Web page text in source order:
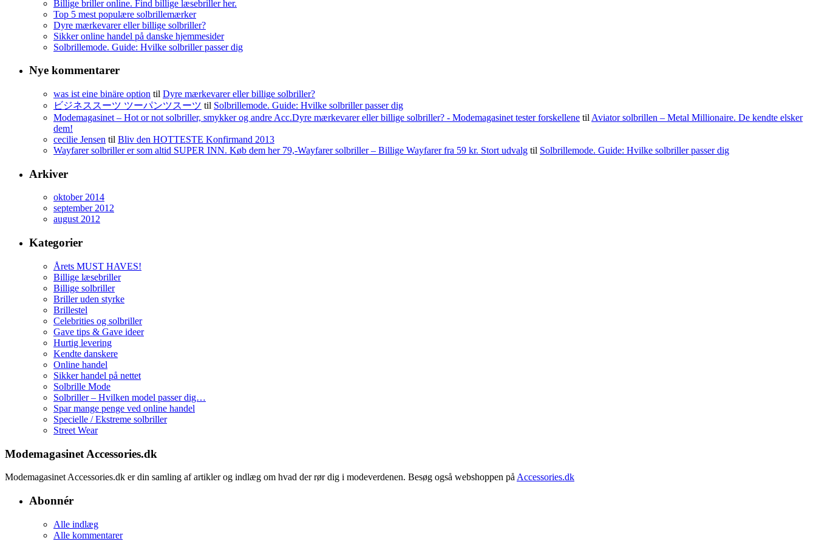
Billige briller online. Find billige læsebriller her.
Top 5 mest populære solbrillemærker
Dyre mærkevarer eller billige solbriller?
Sikker online handel på danske hjemmesider
Solbrillemode. Guide: Hvilke solbriller passer dig
Nye kommentarer
was ist eine binäre option til Dyre mærkevarer eller billige solbriller?
ビジネススーツ ツーパンツスーツ til Solbrillemode. Guide: Hvilke solbriller passer dig
Modemagasinet – Hot or not solbriller, smykker og andre Acc.Dyre mærkevarer eller billige solbriller? - Modemagasinet tester forskellene til Aviator solbrillen – Metal Millionaire. De kendte elsker
dem!
cecilie Jensen til Bliv den HOTTESTE Konfirmand 2013
Wayfarer solbriller er som altid SUPER INN. Køb dem her 79,-Wayfarer solbriller – Billige Wayfarer fra 59 kr. Stort udvalg til Solbrillemode. Guide: Hvilke solbriller passer dig
Arkiver
oktober 2014
september 2012
august 2012
Kategorier
Årets MUST HAVES!
Billige læsebriller
Billige solbriller
Briller uden styrke
Brillestel
Celebrities og solbriller
Gave tips & Gave ideer
Hurtig levering
Kendte danskere
Online handel
Sikker handel på nettet
Solbrille Mode
Solbriller – Hvilken model passer dig…
Spar mange penge ved online handel
Specielle / Ekstreme solbriller
Street Wear
Modemagasinet Accessories.dk
Modemagasinet Accessories.dk er din samling af artikler og indlæg om hvad der rør dig i modeverdenen. Besøg også webshoppen på Accessories.dk
Abonnér
Alle indlæg
Alle kommentarer